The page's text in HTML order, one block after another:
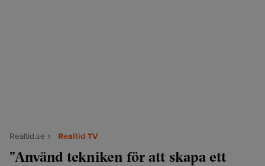
Realtid.se Realtid TV
”Använd tekniken för att skapa ett